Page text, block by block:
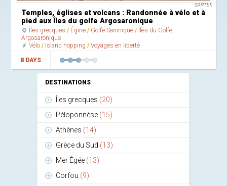
SAR1bh
Temples, églises et volcans : Randonnée à vélo et à
pied aux Îles du golfe Argosaronique
Îles grecques Égine Golfe Saronique
Îles du Golfe
Argosaronique
Vélo
Island hopping Voyages en liberté
8 DAYS
DESTINATIONS
Îles grecques (20)
Péloponnèse (15)
Athènes (14)
Grèce du Sud (13)
Mer Égée (13)
Corfou (9)